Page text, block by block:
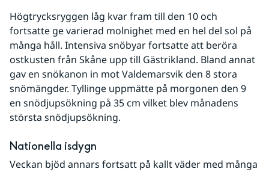
Högtrycksryggen låg kvar fram till den 10 och
fortsatte ge varierad molnighet med en hel del sol på
många håll. Intensiva snöbyar fortsatte att beröra
ostkusten från Skåne upp till Gästrikland. Bland annat
gav en snökanon in mot Valdemarsvik den 8 stora
snömängder. Tyllinge uppmätte på morgonen den 9
en snödjupsökning på 35 cm vilket blev månadens
största snödjupsökning.
Nationella isdygn
Veckan bjöd annars fortsatt på kallt väder med många